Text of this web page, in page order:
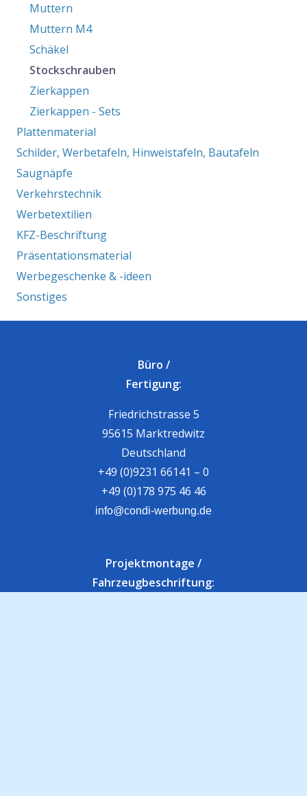
Muttern
Muttern M4
Schäkel
Stockschrauben
Zierkappen
Zierkappen - Sets
Plattenmaterial
Schilder, Werbetafeln, Hinweistafeln, Bautafeln
Saugnäpfe
Verkehrstechnik
Werbetextilien
KFZ-Beschriftung
Präsentationsmaterial
Werbegeschenke & -ideen
Sonstiges
Büro /
Fertigung:
Friedrichstrasse 5
95615 Marktredwitz
Deutschland
+49 (0)9231 66141 – 0
+49 (0)178 975 46 46
info@condi-werbung.de
Projektmontage /
Fahrzeugbeschriftung: